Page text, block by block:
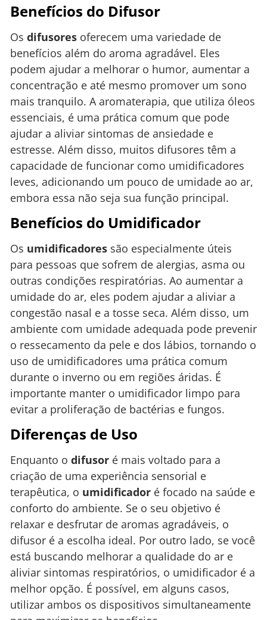
Benefícios do Difusor
Os difusores oferecem uma variedade de
benefícios além do aroma agradável. Eles
podem ajudar a melhorar o humor, aumentar a
concentração e até mesmo promover um sono
mais tranquilo. A aromaterapia, que utiliza óleos
essenciais, é uma prática comum que pode
ajudar a aliviar sintomas de ansiedade e
estresse. Além disso, muitos difusores têm a
capacidade de funcionar como umidificadores
leves, adicionando um pouco de umidade ao ar,
embora essa não seja sua função principal.
Benefícios do Umidificador
Os umidificadores são especialmente úteis
para pessoas que sofrem de alergias, asma ou
outras condições respiratórias. Ao aumentar a
umidade do ar, eles podem ajudar a aliviar a
congestão nasal e a tosse seca. Além disso, um
ambiente com umidade adequada pode prevenir
o ressecamento da pele e dos lábios, tornando o
uso de umidificadores uma prática comum
durante o inverno ou em regiões áridas. É
importante manter o umidificador limpo para
evitar a proliferação de bactérias e fungos.
Diferenças de Uso
Enquanto o difusor é mais voltado para a
criação de uma experiência sensorial e
terapêutica, o umidificador é focado na saúde e
conforto do ambiente. Se o seu objetivo é
relaxar e desfrutar de aromas agradáveis, o
difusor é a escolha ideal. Por outro lado, se você
está buscando melhorar a qualidade do ar e
aliviar sintomas respiratórios, o umidificador é a
melhor opção. É possível, em alguns casos,
utilizar ambos os dispositivos simultaneamente